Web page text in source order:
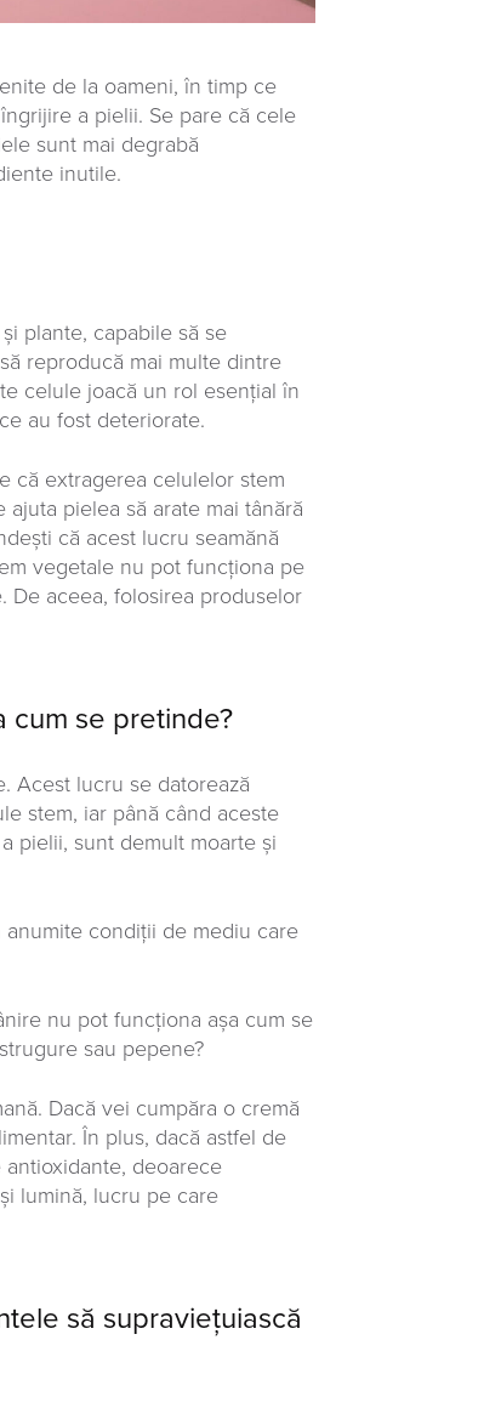
de la oameni, în timp ce
a pielii. Se pare că cele
sunt mai degrabă
inutile.
plante, capabile să se
reproducă mai multe dintre
celule joacă un rol esențial în
au fost deteriorate.
că extragerea celulelor stem
pielea să arate mai tânără
că acest lucru seamănă
vegetale nu pot funcționa pe
De aceea, folosirea produselor
cum se pretinde?
Acest lucru se datorează
stem, iar până când aceste
pielii, sunt demult moarte și
condiții de mediu care
nu pot funcționa așa cum se
sau pepene?
Dacă vei cumpăra o cremă
În plus, dacă astfel de
deoarece
lumină, lucru pe care
să supraviețuiască